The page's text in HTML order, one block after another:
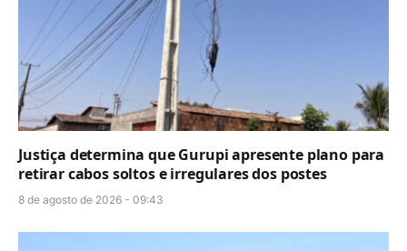
Justiça determina que Gurupi apresente plano para
retirar cabos soltos e irregulares dos postes
8 de agosto de 2026 - 09:43